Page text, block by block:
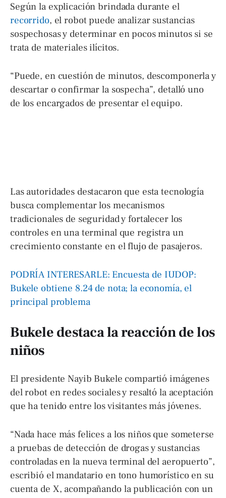
Según la explicación brindada durante el
recorrido, el robot puede analizar sustancias
sospechosas y determinar en pocos minutos si se
trata de materiales ilícitos.
“Puede, en cuestión de minutos, descomponerla y
descartar o confirmar la sospecha”, detalló uno
de los encargados de presentar el equipo.
Las autoridades destacaron que esta tecnología
busca complementar los mecanismos
tradicionales de seguridad y fortalecer los
controles en una terminal que registra un
crecimiento constante en el flujo de pasajeros.
PODRÍA INTERESARLE: Encuesta de IUDOP:
Bukele obtiene 8.24 de nota; la economía, el
principal problema
Bukele destaca la reacción de los
niños
El presidente Nayib Bukele compartió imágenes
del robot en redes sociales y resaltó la aceptación
que ha tenido entre los visitantes más jóvenes.
“Nada hace más felices a los niños que someterse
a pruebas de detección de drogas y sustancias
controladas en la nueva terminal del aeropuerto”,
escribió el mandatario en tono humorístico en su
cuenta de X, acompañando la publicación con un